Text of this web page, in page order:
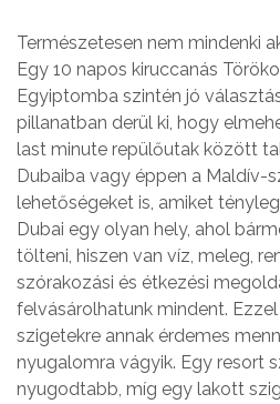
Természetesen nem mindenki
Egy 10 napos kiruccanás
Egyiptomba szintén jó
pillanatban derül ki, hogy
last minute repülőutak között
Dubaiba vagy éppen a Maldív-
lehetőségeket is, amiket
Dubai egy olyan hely, ahol
tölteni, hiszen van víz, meleg,
szórakozási és étkezési
felvásárolhatunk mindent.
szigetekre annak érdemes
nyugalomra vágyik. Egy resort
nyugodtabb, míg egy lakott